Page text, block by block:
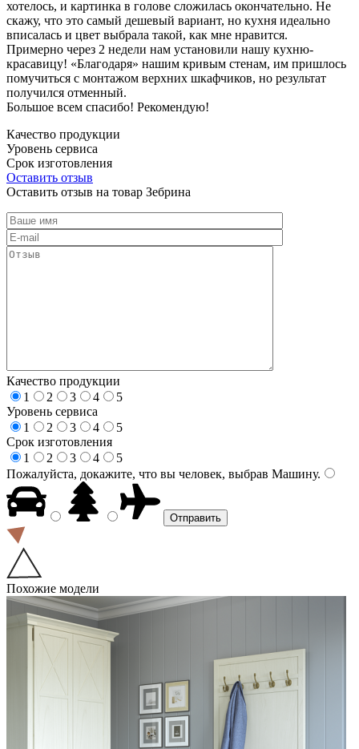
хотелось, и картинка в голове сложилась окончательно. Не
скажу, что это самый дешевый вариант, но кухня идеально
вписалась и цвет выбрала такой, как мне нравится.
Примерно через 2 недели нам установили нашу кухню-
красавицу! «Благодаря» нашим кривым стенам, им пришлось
помучиться с монтажом верхних шкафчиков, но результат
получился отменный.
Большое всем спасибо! Рекомендую!
Качество продукции
Уровень сервиса
Срок изготовления
Оставить отзыв
Оставить отзыв на товар Зебрина
Качество продукции
1
2 3 4
5
Уровень сервиса
1
2 3 4
5
Срок изготовления
1
2 3 4
5
Пожалуйста, докажите, что вы человек, выбрав Машину.
Похожие модели